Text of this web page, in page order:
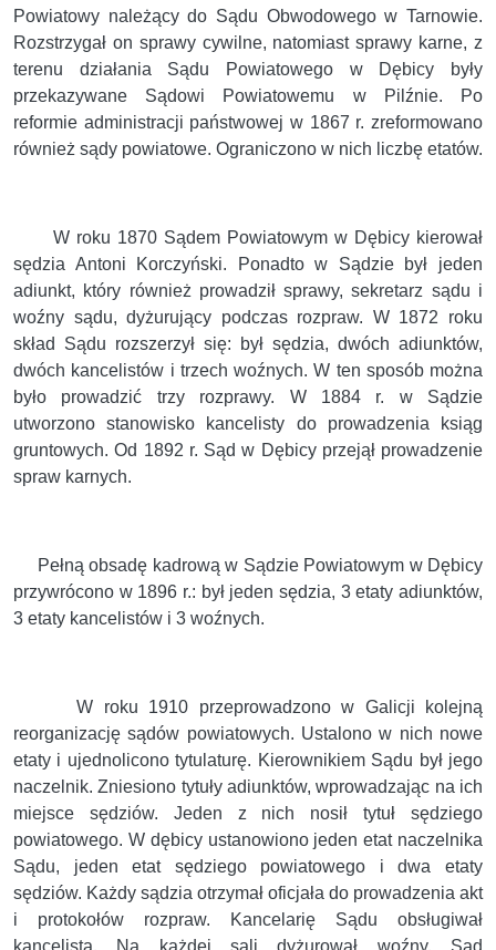
Powiatowy należący do Sądu Obwodowego w Tarnowie.
Rozstrzygał on sprawy cywilne, natomiast sprawy karne, z
terenu działania Sądu Powiatowego w Dębicy były
przekazywane Sądowi Powiatowemu w Pilźnie. Po
reformie administracji państwowej w 1867 r. zreformowano
również sądy powiatowe. Ograniczono w nich liczbę etatów.
W roku 1870 Sądem Powiatowym w Dębicy kierował
sędzia Antoni Korczyński. Ponadto w Sądzie był jeden
adiunkt, który również prowadził sprawy, sekretarz sądu i
woźny sądu, dyżurujący podczas rozpraw. W 1872 roku
skład Sądu rozszerzył się: był sędzia, dwóch adiunktów,
dwóch kancelistów i trzech woźnych. W ten sposób można
było prowadzić trzy rozprawy. W 1884 r. w Sądzie
utworzono stanowisko kancelisty do prowadzenia ksiąg
gruntowych. Od 1892 r. Sąd w Dębicy przejął prowadzenie
spraw karnych.
Pełną obsadę kadrową w Sądzie Powiatowym w Dębicy
przywrócono w 1896 r.: był jeden sędzia, 3 etaty adiunktów,
3 etaty kancelistów i 3 woźnych.
W roku 1910 przeprowadzono w Galicji kolejną
reorganizację sądów powiatowych. Ustalono w nich nowe
etaty i ujednolicono tytulaturę. Kierownikiem Sądu był jego
naczelnik. Zniesiono tytuły adiunktów, wprowadzając na ich
miejsce sędziów. Jeden z nich nosił tytuł sędziego
powiatowego. W dębicy ustanowiono jeden etat naczelnika
Sądu, jeden etat sędziego powiatowego i dwa etaty
sędziów. Każdy sądzia otrzymał oficjała do prowadzenia akt
i protokołów rozpraw. Kancelarię Sądu obsługiwał
kancelista. Na każdej sali dyżurował woźny. Sąd